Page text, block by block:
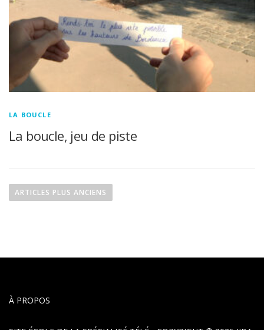
LA BOUCLE
La boucle, jeu de piste
a
g
t
ARTICLES PLUS ANCIENS
À PROPOS